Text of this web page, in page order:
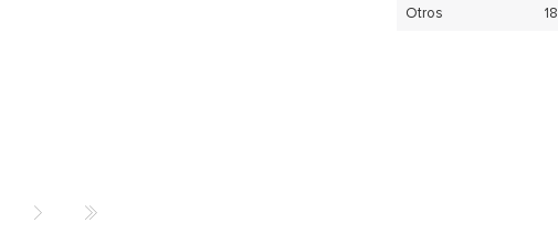
Otros 18